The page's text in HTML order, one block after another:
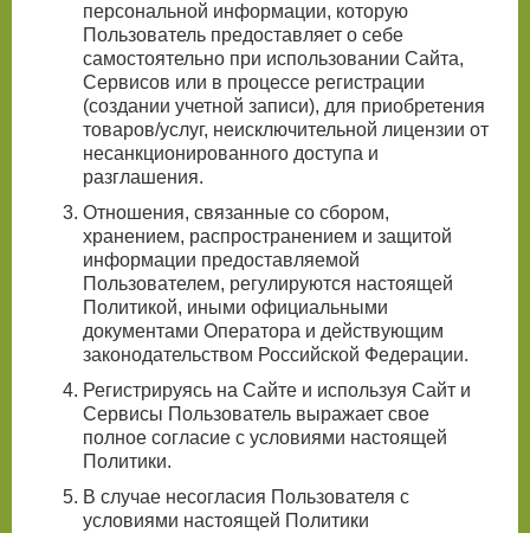
персональной информации, которую
Пользователь предоставляет о себе
самостоятельно при использовании Сайта,
Сервисов или в процессе регистрации
(создании учетной записи), для приобретения
товаров/услуг, неисключительной лицензии от
несанкционированного доступа и
разглашения.
Отношения, связанные со сбором,
хранением, распространением и защитой
информации предоставляемой
Пользователем, регулируются настоящей
Политикой, иными официальными
документами Оператора и действующим
законодательством Российской Федерации.
Регистрируясь на Сайте и используя Сайт и
Сервисы Пользователь выражает свое
полное согласие с условиями настоящей
Политики.
В случае несогласия Пользователя с
условиями настоящей Политики